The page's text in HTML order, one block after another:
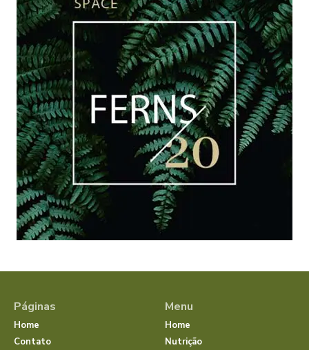
Páginas
Home
Contato
Menu
Home
Nutrição